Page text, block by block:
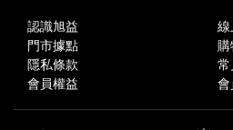
認識旭益
門市據點
隱私條款
會員權益
線
購
常
會